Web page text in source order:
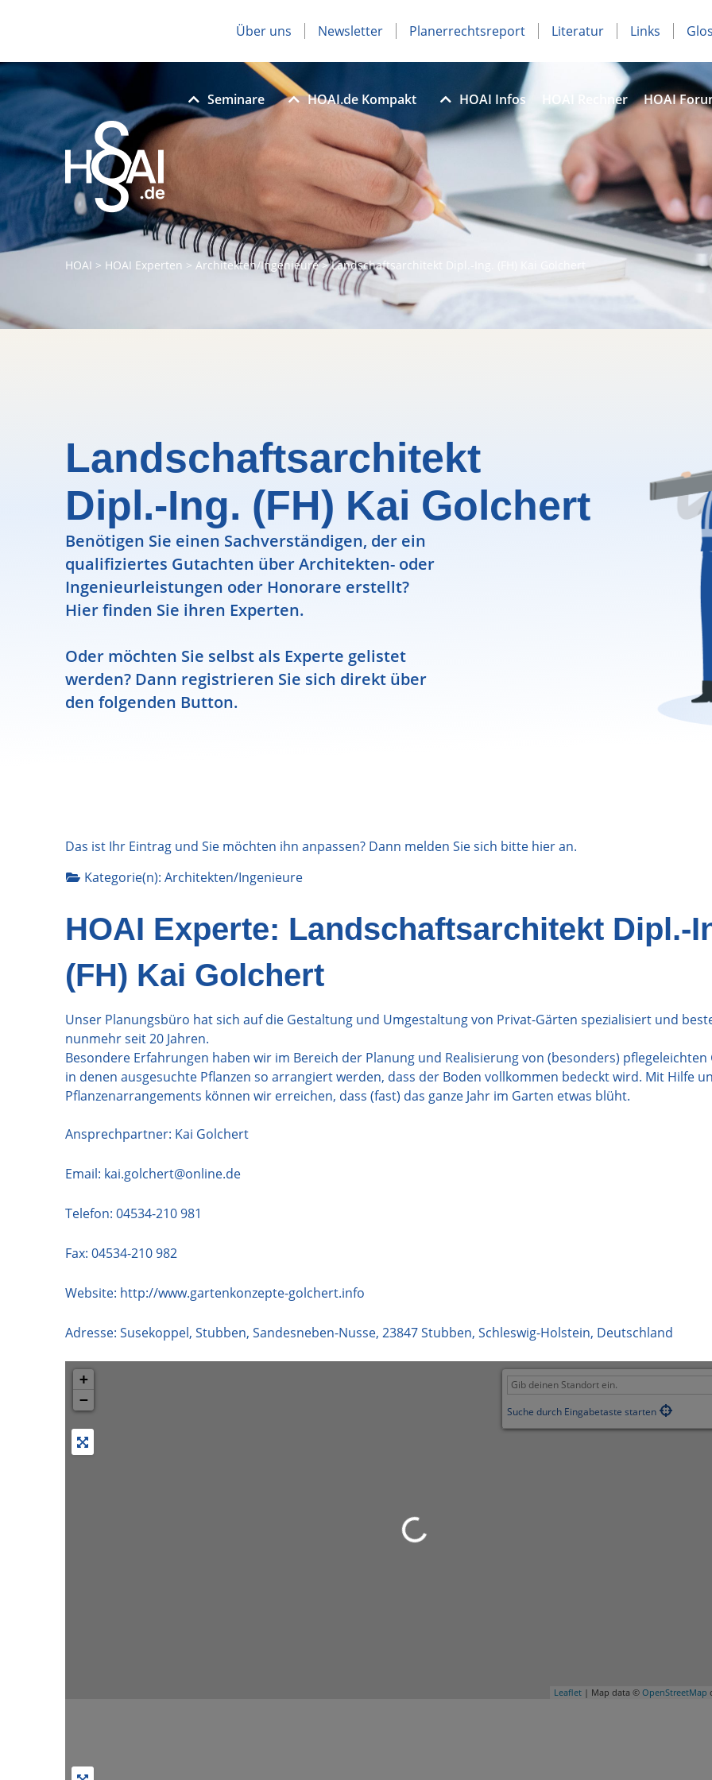
Über uns Newsletter Planerrechtsreport Literatur Links
Seminare HOAI.de Kompakt HOAI Infos HOAI Rechner HOAI
HOAI > HOAI Experten > Architekten/Ingenieure>Landschaftsarchitekt Dipl.-Ing. (FH) Kai Golchert
Landschaftsarchitekt
Dipl.-Ing. (FH) Kai Golchert
Benötigen Sie einen Sachverständigen, der ein
qualifiziertes Gutachten über Architekten- oder
Ingenieurleistungen oder Honorare erstellt?
Hier finden Sie ihren Experten.
Oder möchten Sie selbst als Experte gelistet
werden? Dann registrieren Sie sich direkt über
den folgenden Button.
Das ist Ihr Eintrag und Sie möchten ihn anpassen? Dann melden Sie sich bitte hieran.
Kategorie(n): Architekten/Ingenieure
HOAI Experte: Landschaftsarchitekt Dipl.-
(FH) Kai Golchert
Unser Planungsbüro hat sich auf die Gestaltung und Umgestaltung von Privat-Gärten spezialisiert und
nunmehr seit 20 Jahren.
Besondere Erfahrungen haben wir im Bereich der Planung und Realisierung von (besonders) pflegeleichten
in denen ausgesuchte Pflanzen so arrangiert werden, dass der Boden vollkommen bedeckt wird. Mit Hilfe
Pflanzenarrangements können wir erreichen, dass (fast) das ganze Jahr im Garten etwas blüht.
Ansprechpartner: Kai Golchert
Email: kai.golchert@online.de
Telefon: 04534-210 981
Fax: 04534-210 982
Website: http://www.gartenkonzepte-golchert.info
Adresse: Susekoppel, Stubben, Sandesneben-Nusse, 23847Stubben, Schleswig-Holstein, Deutschland
+
−
Suche durch Eingabetaste starten
Leaflet | Map data © OpenStreetMap